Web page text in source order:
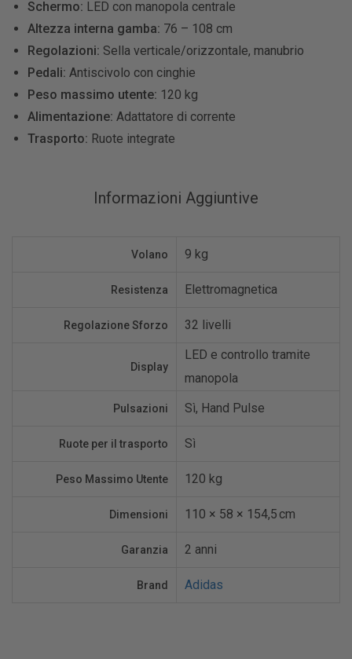
Schermo: LED con manopola centrale
Altezza interna gamba: 76 – 108 cm
Regolazioni: Sella verticale/orizzontale, manubrio
Pedali: Antiscivolo con cinghie
Peso massimo utente: 120 kg
Alimentazione: Adattatore di corrente
Trasporto: Ruote integrate
Informazioni Aggiuntive
Volano 9 kg
Resistenza Elettromagnetica
Regolazione Sforzo 32 livelli
Display
LED e controllo tramite
manopola
Pulsazioni Sì, Hand Pulse
Ruote per il trasporto Sì
Peso Massimo Utente 120 kg
Dimensioni 110 × 58 × 154,5 cm
Garanzia 2 anni
Brand Adidas